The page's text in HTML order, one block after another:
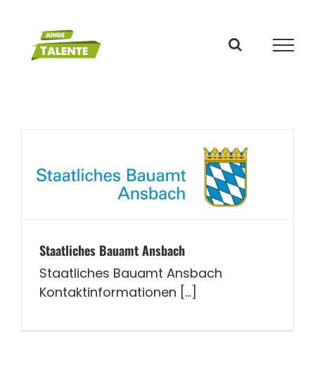
springen
Staatliches Bauamt Ansbach
Staatliches Bauamt Ansbach
Kontaktinformationen [...]